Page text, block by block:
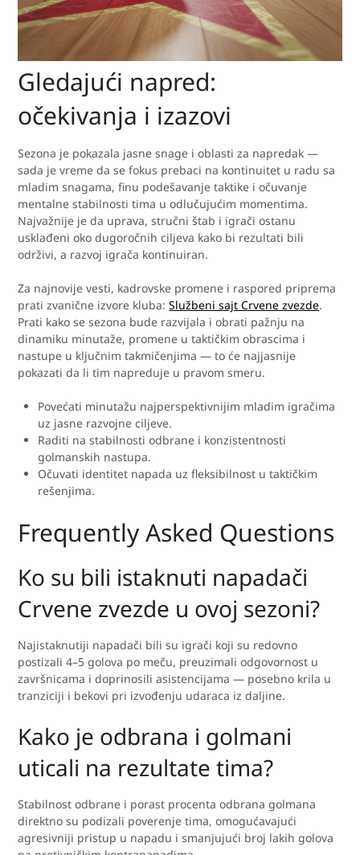
Gledajući napred:
očekivanja i izazovi
Sezona je pokazala jasne snage i oblasti za napredak —
sada je vreme da se fokus prebaci na kontinuitet u radu sa
mladim snagama, finu podešavanje taktike i očuvanje
mentalne stabilnosti tima u odlučujućim momentima.
Najvažnije je da uprava, stručni štab i igrači ostanu
usklađeni oko dugoročnih ciljeva kako bi rezultati bili
održivi, a razvoj igrača kontinuiran.
Za najnovije vesti, kadrovske promene i raspored priprema
prati zvanične izvore kluba:Službeni sajt Crvene zvezde.
Prati kako se sezona bude razvijala i obrati pažnju na
dinamiku minutaže, promene u taktičkim obrascima i
nastupe u ključnim takmičenjima — to će najjasnije
pokazati da li tim napreduje u pravom smeru.
Povećati minutažu najperspektivnijim mladim igračima
uz jasne razvojne ciljeve.
Raditi na stabilnosti odbrane i konzistentnosti
golmanskih nastupa.
Očuvati identitet napada uz fleksibilnost u taktičkim
rešenjima.
Frequently Asked Questions
Ko su bili istaknuti napadači
Crvene zvezde u ovoj sezoni?
Najistaknutiji napadači bili su igrači koji su redovno
postizali 4–5 golova po meču, preuzimali odgovornost u
završnicama i doprinosili asistencijama — posebno krila u
tranziciji i bekovi pri izvođenju udaraca iz daljine.
Kako je odbrana i golmani
uticali na rezultate tima?
Stabilnost odbrane i porast procenta odbrana golmana
direktno su podizali poverenje tima, omogućavajući
agresivniji pristup u napadu i smanjujući broj lakih golova